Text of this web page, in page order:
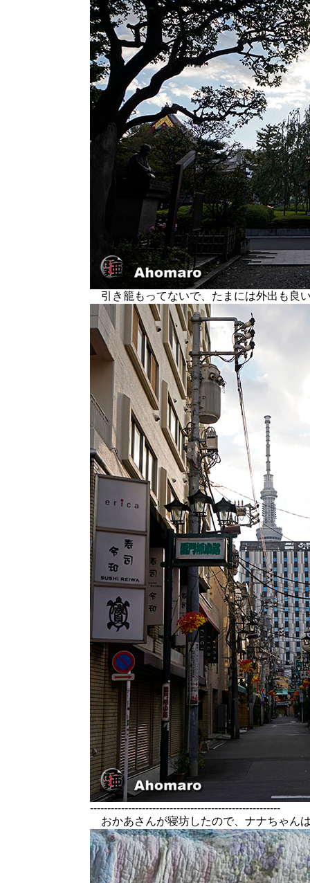
引き籠もってないで、たまには外出も良
-------------------------------------------------------
おかあさんが寝坊したので、ナナちゃん